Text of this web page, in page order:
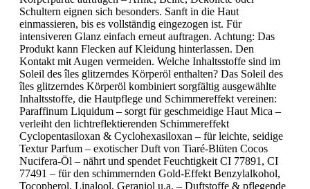
Schultern eignen sich besonders. Sanft in die Haut
einmassieren, bis es vollständig eingezogen ist. Für
intensiveren Glanz einfach erneut auftragen. Achtung: Das
Produkt kann Flecken auf Kleidung hinterlassen. Den
Kontakt mit Augen vermeiden. Welche Inhaltsstoffe sind im
Soleil des îles glitzerndes Körperöl enthalten? Das Soleil des
îles glitzerndes Körperöl kombiniert sorgfältig ausgewählte
Inhaltsstoffe, die Hautpflege und Schimmereffekt vereinen:
Paraffinum Liquidum – sorgt für geschmeidige Haut Mica –
verleiht den lichtreflektierenden Schimmereffekt
Cyclopentasiloxan & Cyclohexasiloxan – für leichte, seidige
Textur Parfum – exotischer Duft von Tiaré-Blüten Cocos
Nucifera-Öl – nährt und spendet Feuchtigkeit CI 77891, CI
77491 – für den schimmernden Gold-Effekt Benzylalkohol,
Tocopherol, Linalool, Geraniol u.a. – Duftstoffe & pflegende